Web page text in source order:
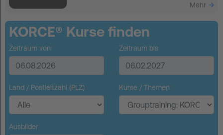
Mehr
KORCE® Kurse finden
Zeitraum von Zeitraum bis
Land / Postleitzahl (PLZ) Kurse / Themen
Ausbilder